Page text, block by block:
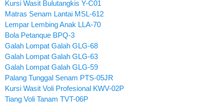
Kursi Wasit Bulutangkis Y-C01
Matras Senam Lantai MSL-612
Lempar Lembing Anak LLA-70
Bola Petanque BPQ-3
Galah Lompat Galah GLG-68
Galah Lompat Galah GLG-63
Galah Lompat Galah GLG-59
Palang Tunggal Senam PTS-05JR
Kursi Wasit Voli Profesional KWV-02P
Tiang Voli Tanam TVT-06P